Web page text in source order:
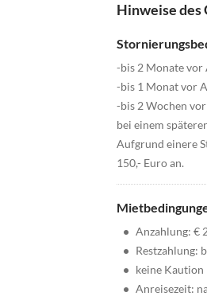
Hinweise des
-bis 2 Monate vor
-bis 1 Monat vor
-bis 2 Wochen
bei einem
Aufgrund einere
150,- Euro an.
• Anzahlung: €
• Restzahlung:
• keine Kaution
• Anreisezeit: